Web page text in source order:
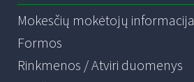
Mokesčių mokėtojų informacija
Formos
Rinkmenos / Atviri duomenys